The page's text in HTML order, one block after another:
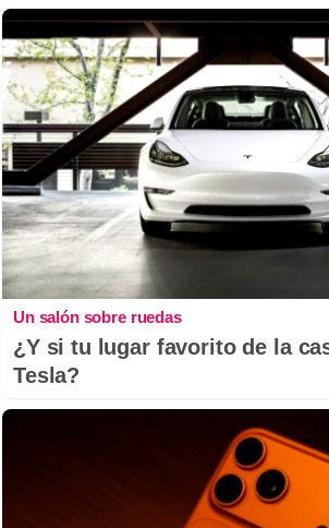
Un salón sobre ruedas
¿Y si tu lugar favorito de la
Tesla?